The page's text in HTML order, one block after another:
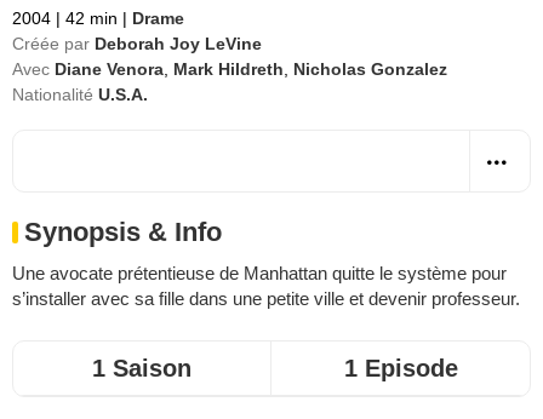
2004 | 42 min | Drame
Créée par Deborah Joy LeVine
Avec Diane Venora Mark Hildreth
Nicholas Gonzalez
Nationalité U.S.A.
Synopsis & Info
Une avocate prétentieuse de Manhattan quitte le système pour
s’installer avec sa fille dans une petite ville et devenir professeur.
1 Saison 1 Episode